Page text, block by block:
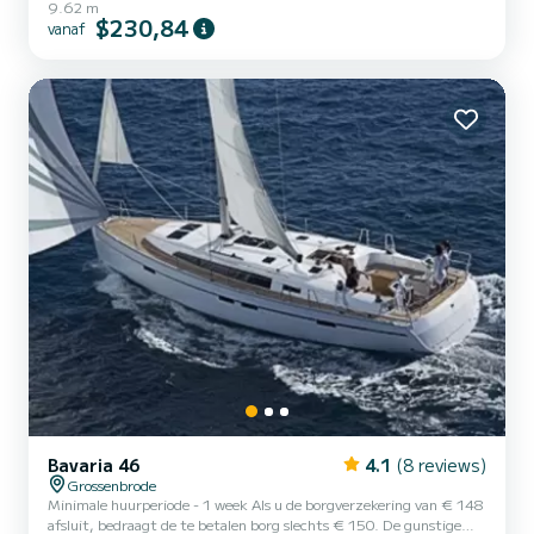
maken Großenbrode de ideale starthaven. We zijn er ook zeker van
dat u de rustige en vertrouwde sfeer die u hier wacht, zult
voor tochten langs de Oost-Holstein kustkust, naar de talri...
9.62 m
vanaf $230,84
Bavaria 46 4.1 (8 reviews)
Grossenbrode
Minimale huurperiode - 1 week Als u de borgverzekering van € 148
afsluit, bedraagt de te betalen borg slechts € 150. De gunstige